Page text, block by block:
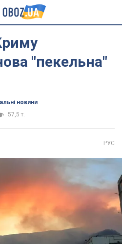
"пекельна"
новини
57,5 т.
РУС